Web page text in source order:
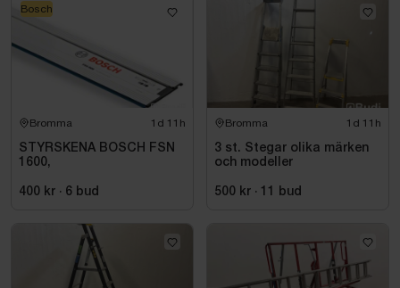
Bromma 1d 11h
STYRSKENA BOSCH FSN
1600,
400 kr · 6 bud
Bosch
Bromma 1d 11h
3 st. Stegar olika märken
och modeller
500 kr · 11 bud